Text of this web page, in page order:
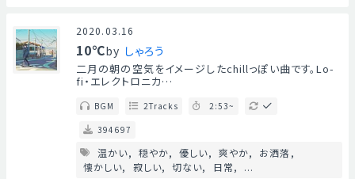
2020.03.16
10℃by しゃろう
二月の朝の空気をイメージしたchillっぽい曲です。Lo-
fi・エレクトロニカ…
BGM 2Tracks
2:53~
394697
温かい 穏やか 優しい 爽やか
お洒落
懐かしい
寂しい 切ない 日常 ...